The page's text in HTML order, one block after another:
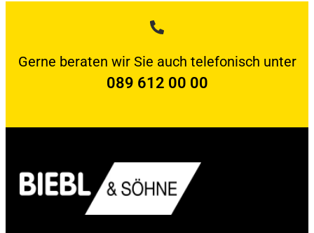
Gerne beraten wir Sie auch telefonisch unter
089 612 00 00